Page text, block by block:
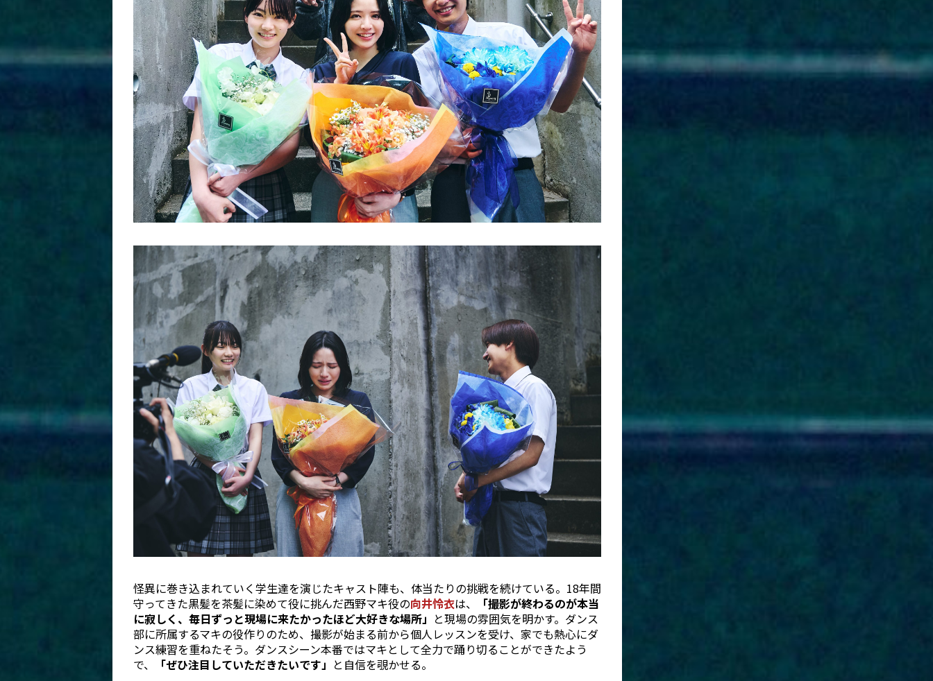
怪異に巻き込まれていく学生達を演じたキャスト陣も、体当たりの挑戦を続けている。18年間
守ってきた黒髪を茶髪に染めて役に挑んだ西野マキ役の向井怜衣は、
「撮影が終わるのが本当
に寂しく、毎日ずっと現場に来たかったほど大好きな場所」 と現場の雰囲気を明かす。ダンス
部に所属するマキの役作りのため、撮影が始まる前から個人レッスンを受け、家でも熱心にダ
ンス練習を重ねたそう。ダンスシーン本番ではマキとして全力で踊り切ることができたよう
で、
「ぜひ注目していただきたいです」 と自信を覗かせる。